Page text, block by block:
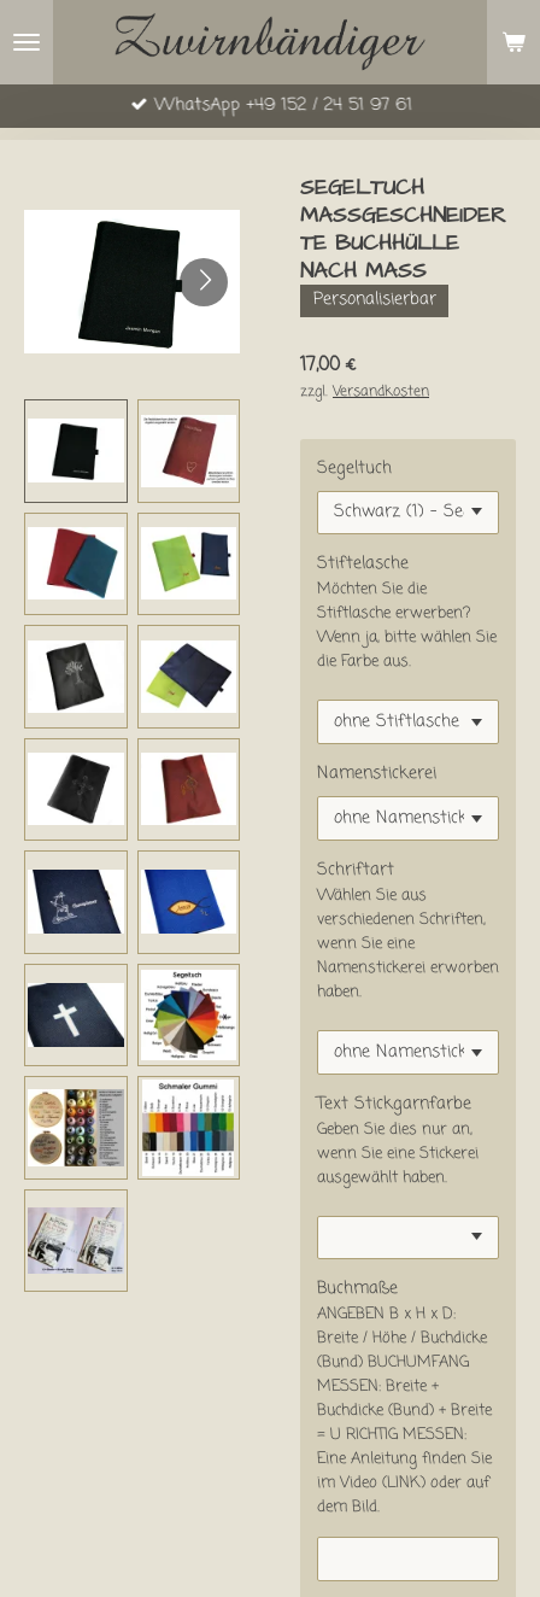
Hauptinhalt
WhatsApp +49 152 / 24 51 97 61
SEGELTUCH
MASSGESCHNEIDERT
E BUCHHÜLLE N
ACH MASS
Personalisierbar
17,00 €
zzgl. Versandkosten
Segeltuch
Stiftelasche
Möchten Sie die
Stiftlasche erwerben?
Wenn ja, bitte wählen Sie
die Farbe aus.
Namenstickerei
Schriftart
Wählen Sie aus
verschiedenen Schriften,
wenn Sie eine
Namenstickerei erworben
haben.
Text Stickgarnfarbe
Geben Sie dies nur an,
wenn Sie eine Stickerei
ausgewählt haben.
Buchmaße
ANGEBEN B x H x D:
Breite / Höhe / Buchdicke
(Bund) BUCHUMFANG
MESSEN: Breite +
Buchdicke (Bund) + Breite
= U RICHTIG MESSEN:
Eine Anleitung finden Sie
im Video (LINK) oder auf
dem Bild.